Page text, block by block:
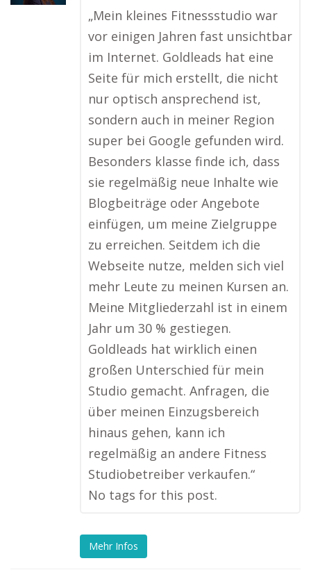
„Mein kleines Fitnessstudio war
vor einigen Jahren fast unsichtbar
im Internet. Goldleads hat eine
Seite für mich erstellt, die nicht
nur optisch ansprechend ist,
sondern auch in meiner Region
super bei Google gefunden wird.
Besonders klasse finde ich, dass
sie regelmäßig neue Inhalte wie
Blogbeiträge oder Angebote
einfügen, um meine Zielgruppe
zu erreichen. Seitdem ich die
Webseite nutze, melden sich viel
mehr Leute zu meinen Kursen an.
Meine Mitgliederzahl ist in einem
Jahr um 30 % gestiegen.
Goldleads hat wirklich einen
großen Unterschied für mein
Studio gemacht. Anfragen, die
über meinen Einzugsbereich
hinaus gehen, kann ich
regelmäßig an andere Fitness
Studiobetreiber verkaufen.“
No tags for this post.
Mehr Infos